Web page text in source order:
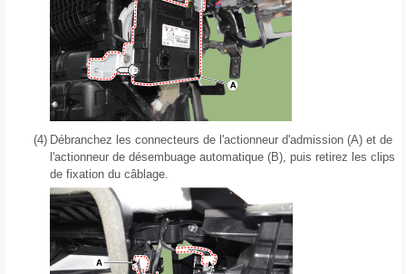
(4) Débranchez les connecteurs de l'actionneur d'admission (A) et de
l'actionneur de désembuage automatique (B), puis retirez les clips
de fixation du câblage.